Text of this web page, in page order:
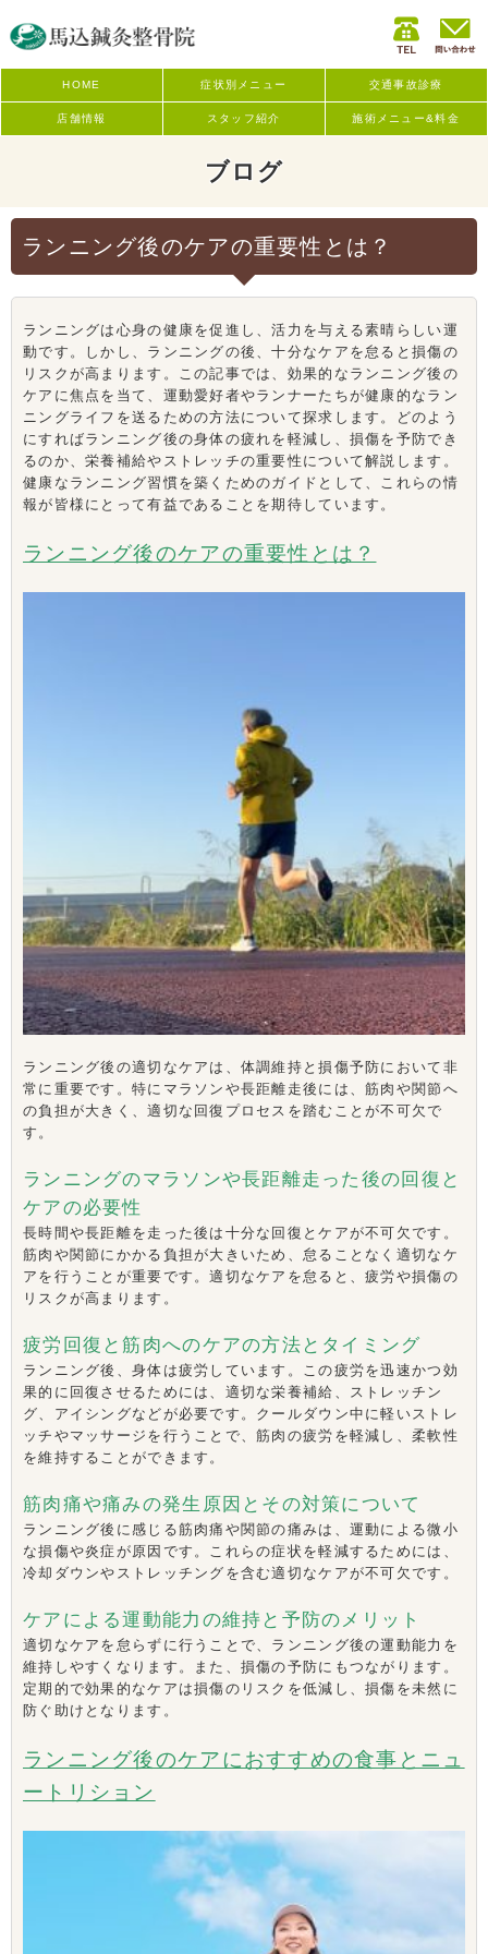
HOME 症状別メニュー 交通事故診療
店舗情報 スタッフ紹介 施術メニュー&料金
ブログ
ランニング後のケアの重要性とは？
ランニングは心身の健康を促進し、活力を与える素晴らしい運
動です。しかし、ランニングの後、十分なケアを怠ると損傷の
リスクが高まります。この記事では、効果的なランニング後の
ケアに焦点を当て、運動愛好者やランナーたちが健康的なラン
ニングライフを送るための方法について探求します。どのよう
にすればランニング後の身体の疲れを軽減し、損傷を予防でき
るのか、栄養補給やストレッチの重要性について解説します。
健康なランニング習慣を築くためのガイドとして、これらの情
報が皆様にとって有益であることを期待しています。
ランニング後のケアの重要性とは？
ランニング後の適切なケアは、体調維持と損傷予防において非
常に重要です。特にマラソンや長距離走後には、筋肉や関節へ
の負担が大きく、適切な回復プロセスを踏むことが不可欠で
す。
ランニングのマラソンや長距離走った後の回復と
ケアの必要性
長時間や長距離を走った後は十分な回復とケアが不可欠です。
筋肉や関節にかかる負担が大きいため、怠ることなく適切なケ
アを行うことが重要です。適切なケアを怠ると、疲労や損傷の
リスクが高まります。
疲労回復と筋肉へのケアの方法とタイミング
ランニング後、身体は疲労しています。この疲労を迅速かつ効
果的に回復させるためには、適切な栄養補給、ストレッチン
グ、アイシングなどが必要です。クールダウン中に軽いストレ
ッチやマッサージを行うことで、筋肉の疲労を軽減し、柔軟性
を維持することができます。
筋肉痛や痛みの発生原因とその対策について
ランニング後に感じる筋肉痛や関節の痛みは、運動による微小
な損傷や炎症が原因です。これらの症状を軽減するためには、
冷却ダウンやストレッチングを含む適切なケアが不可欠です。
ケアによる運動能力の維持と予防のメリット
適切なケアを怠らずに行うことで、ランニング後の運動能力を
維持しやすくなります。また、損傷の予防にもつながります。
定期的で効果的なケアは損傷のリスクを低減し、損傷を未然に
防ぐ助けとなります。
ランニング後のケアにおすすめの食事とニュ
ートリション